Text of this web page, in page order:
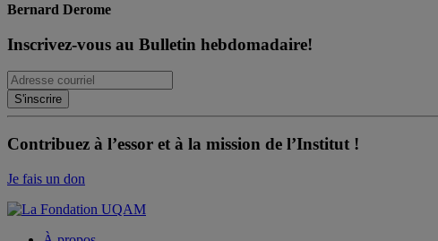
Bernard Derome
Inscrivez-vous au Bulletin hebdomadaire!
Contribuez à l’essor et à la mission de l’Institut !
Je fais un don